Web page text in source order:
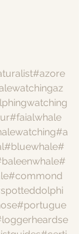
#azore
#faialwhale
#a
#bluewhale#
#
#commond
#portugue